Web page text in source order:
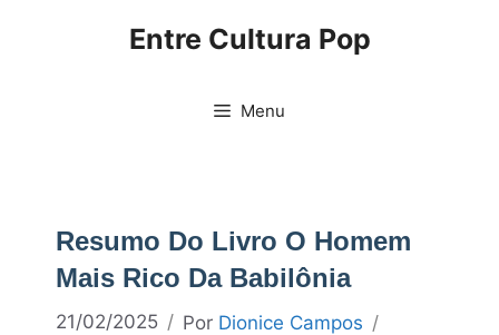
Entre Cultura Pop
Menu
Resumo Do Livro O Homem
Mais Rico Da Babilônia
21/02/2025 Por Dionice Campos